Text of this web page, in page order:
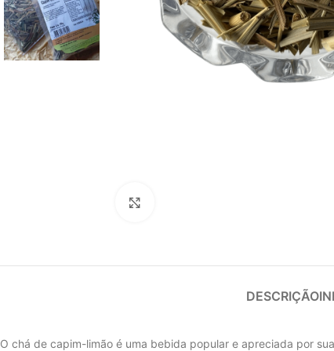
DESCRIÇÃO
O chá de capim-limão é uma bebida popular e apreciada por